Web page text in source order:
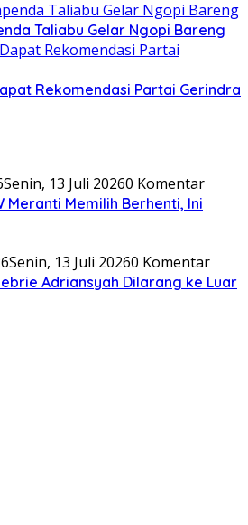
Taliabu Gelar Ngopi Bareng
Rekomendasi Partai Gerindra
Senin, 13 Juli 20260 Komentar
Meranti Memilih Berhenti, Ini
Senin, 13 Juli 20260 Komentar
Adriansyah Dilarang ke Luar